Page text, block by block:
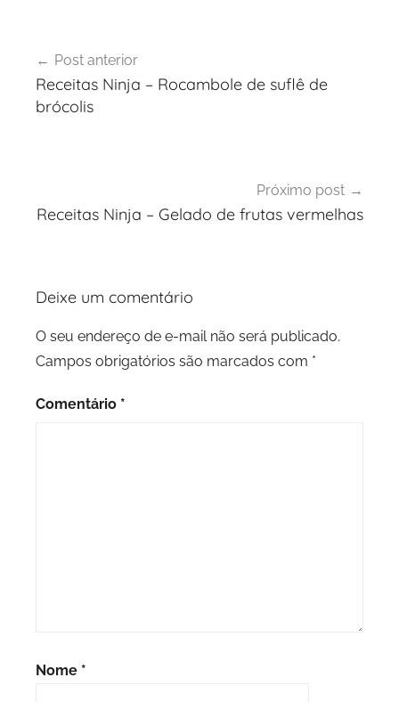
de
Post
Post anterior
Receitas Ninja – Rocambole de suflê de
brócolis
Próximo post
Receitas Ninja – Gelado de frutas vermelhas
Deixe um comentário
O seu endereço de e-mail não será publicado.
Campos obrigatórios são marcados com *
Comentário *
Nome *